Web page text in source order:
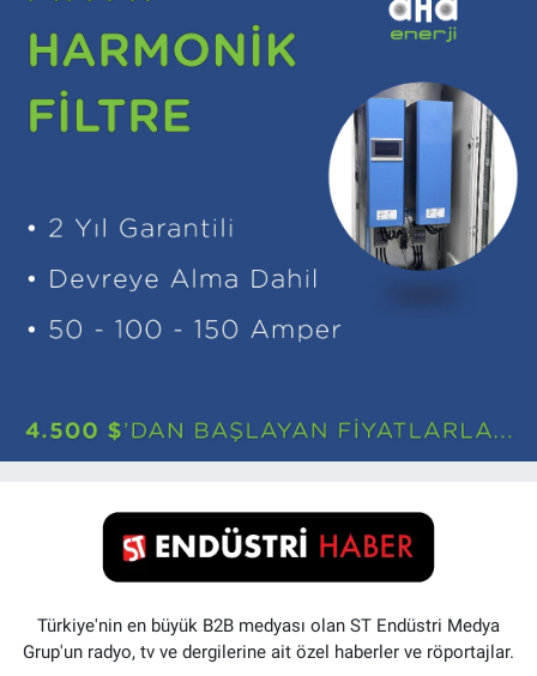
Türkiye'nin en büyük B2B medyası olan ST Endüstri Medya
Grup'un radyo, tv ve dergilerine ait özel haberler ve röportajlar.